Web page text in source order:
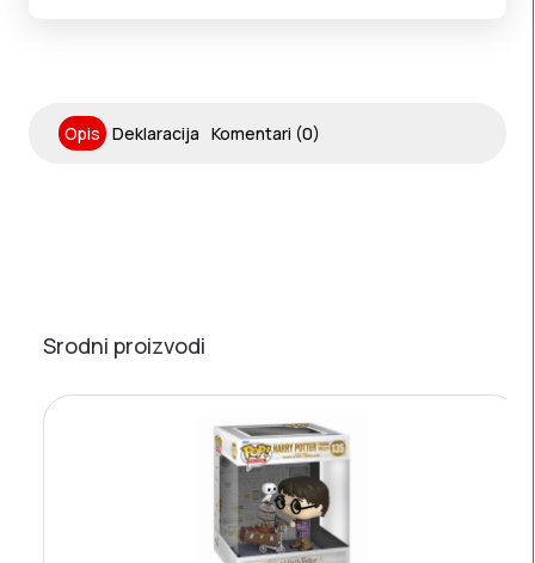
Opis Deklaracija Komentari (0)
Srodni proizvodi